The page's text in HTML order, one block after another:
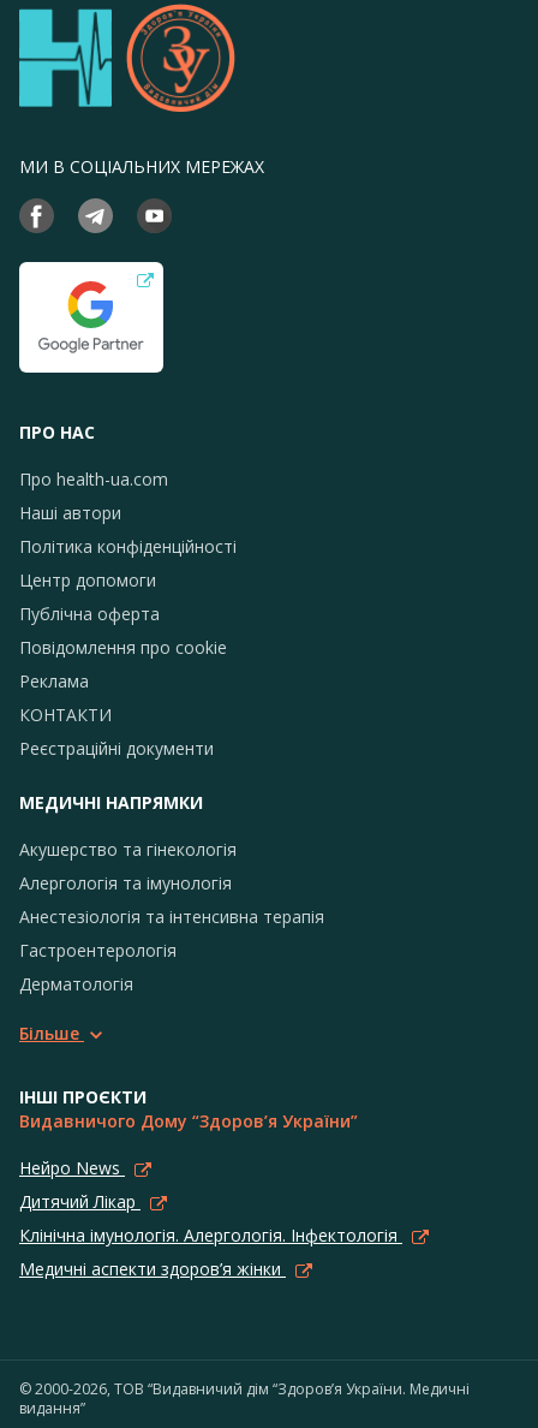
МИ В СОЦІАЛЬНИХ МЕРЕЖАХ
ПРО НАС
Про health-ua.com
Наші автори
Політика конфіденційності
Центр допомоги
Публічна оферта
Повідомлення про сookie
Реклама
КОНТАКТИ
Реєстраційні документи
МЕДИЧНІ НАПРЯМКИ
Акушерство та гінекологія
Алергологія та імунологія
Анестезіологія та інтенсивна терапія
Гастроентерологія
Дерматологія
Більше
ІНШІ ПРОЄКТИ
Видавничого Дому “Здоров’я України”
Нейро News
Дитячий Лікар
Клінічна імунологія. Алергологія. Інфектологія
Медичні аспекти здоров’я жінки
© 2000-2026, ТОВ “Видавничий дім “Здоров’я України. Медичні
видання”